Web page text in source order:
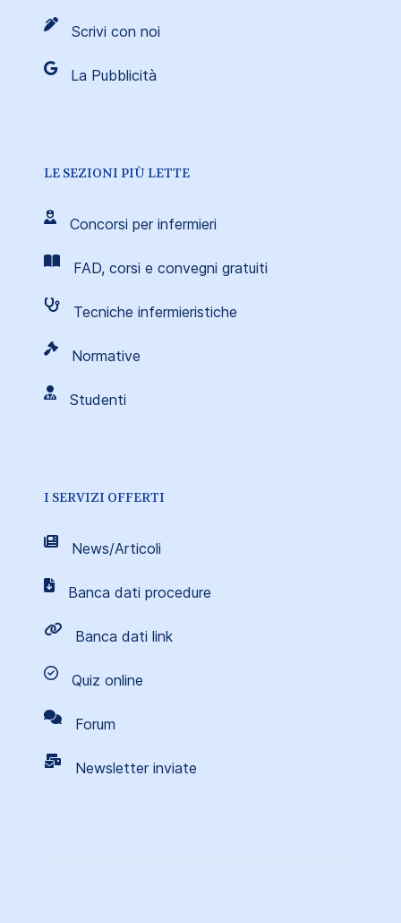
Scrivi con noi
La Pubblicità
LE SEZIONI PIÙ LETTE
Concorsi per infermieri
FAD, corsi e convegni gratuiti
Tecniche infermieristiche
Normative
Studenti
I SERVIZI OFFERTI
News/Articoli
Banca dati procedure
Banca dati link
Quiz online
Forum
Newsletter inviate